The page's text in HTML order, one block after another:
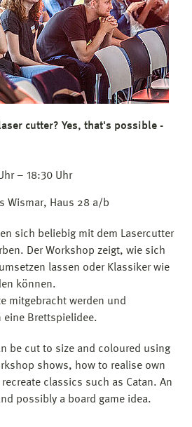
cutter? Yes, that's possible -
– 18:30 Uhr
Wismar, Haus 28 a/b
sich beliebig mit dem Lasercutter
Der Workshop zeigt, wie sich
lassen oder Klassiker wie
können.
mitgebracht werden und
Brettspielidee.
be cut to size and coloured using
shows, how to realise own
classics such as Catan. An
possibly a board game idea.